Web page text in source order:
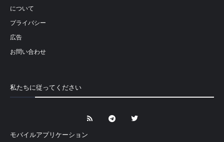
について
プライバシー
広告
お問い合わせ
私たちに従ってください
モバイルアプリケーション